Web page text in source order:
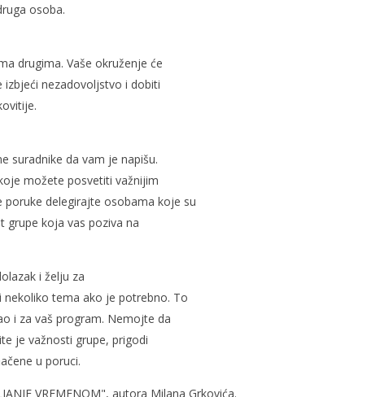
osoba.
drugima. Vaše okruženje će
izbjeći nezadovoljstvo i dobiti
suradnike da vam je napišu.
možete posvetiti važnijim
delegirajte osobama koje su
grupe koja vas poziva na
i želju za
tema ako je potrebno. To
i za vaš program. Nemojte da
je važnosti grupe, prigodi
u poruci.
VREMENOM", autora Milana Grkovića.